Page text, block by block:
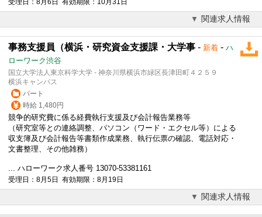
受理日：8月6日 有効期限：10月31日
関連求人情報
事務支援員（横浜・研究資金支援課・大学事 - 新着 - ハ
ローワーク渋谷
国立大学法人東京科学大学 - 神奈川県横浜市緑区長津田町４２５９
横浜キャンパス
パート
時給 1,480円
競争的研究費に係る経費執行支援及び会計報告業務等
（研究室等との連絡調整、パソコン（ワード・エクセル等）による
収支簿及び会計報告等書類作成業務、執行伝票の確認、 電話対応 ・
文書整理、その他雑務）
... ハローワーク求人番号 13070-53381161
受理日：8月5日 有効期限：8月19日
関連求人情報